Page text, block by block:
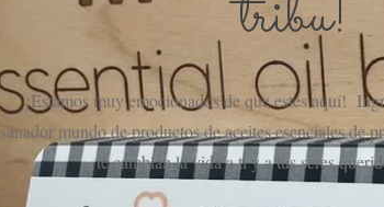
tribu!
¡Estamos muy emocionados de que estés aquí!
sanador mundo de productos de aceites esenciales de
te cambian la vida a ti y a tus seres